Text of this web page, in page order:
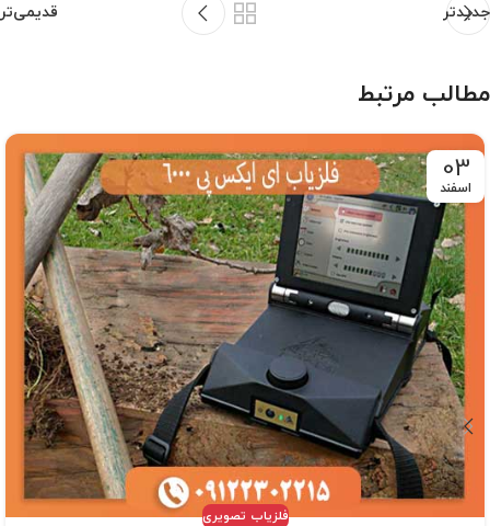
جدیدتر قدیمی‌تر
مطالب مرتبط
03
اسفند
فلزیاب تصویری